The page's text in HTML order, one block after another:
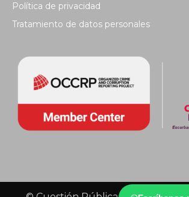
Política de privacidad
Tratamiento de datos personales